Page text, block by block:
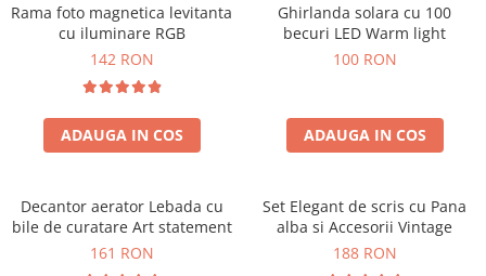
Cel ce are tot
Cadouri Nunta si Cununie civila
Rama foto magnetica levitanta
cu iluminare RGB
142 RON
ADAUGA IN COS
Ghirlanda solara cu 100
becuri LED Warm light
100 RON
ADAUGA IN COS
Decantor aerator Lebada cu
bile de curatare Art statement
161 RON
Set Elegant de scris cu Pana
alba si Accesorii Vintage
188 RON